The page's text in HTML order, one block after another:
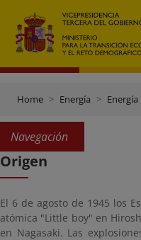
Home Energía
Navegación
Origen
El 6 de agosto de 1945 los
atómica "Little boy" en
en Nagasaki. Las